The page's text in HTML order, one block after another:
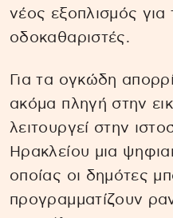
νέος εξοπλισμός για
οδοκαθαριστές.
Για τα ογκώδη
ακόμα πληγή στην
λειτουργεί στην
Ηρακλείου μια
οποίας οι δημότες
προγραμματίζουν